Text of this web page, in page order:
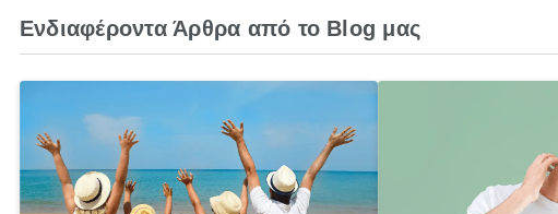
Ενδιαφέροντα Άρθρα από το Blog μας